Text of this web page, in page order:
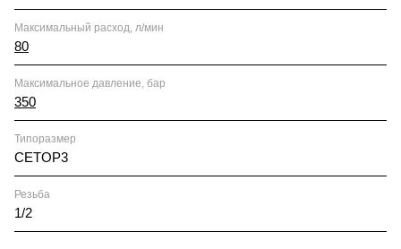
Максимальный расход, л/мин
80
Максимальное давление, бар
350
Типоразмер
CETOP3
Резьба
1/2